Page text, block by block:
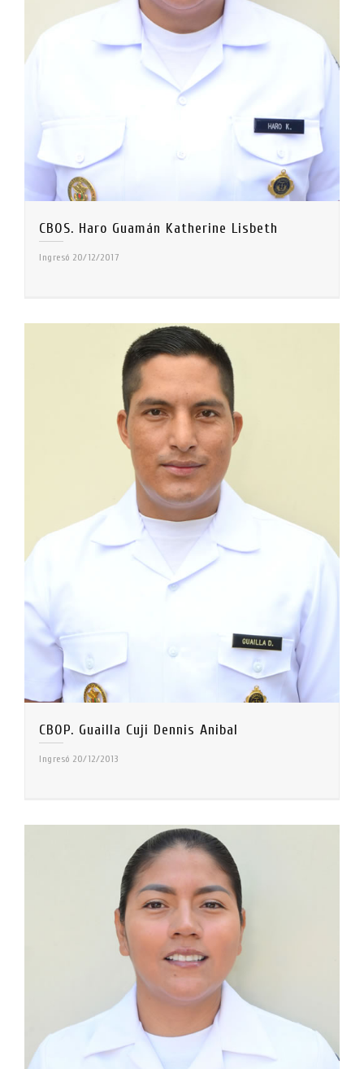
CBOS. Haro Guamán Katherine Lisbeth
Ingresó 20/12/2017
CBOP. Guailla Cuji Dennis Anibal
Ingresó 20/12/2013